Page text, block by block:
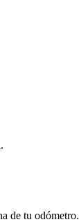
de tu odómetro.